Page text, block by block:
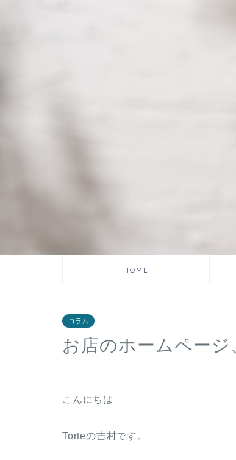
HOME
コラム
お店のホームページ
こんにちは
Torteの吉村です。